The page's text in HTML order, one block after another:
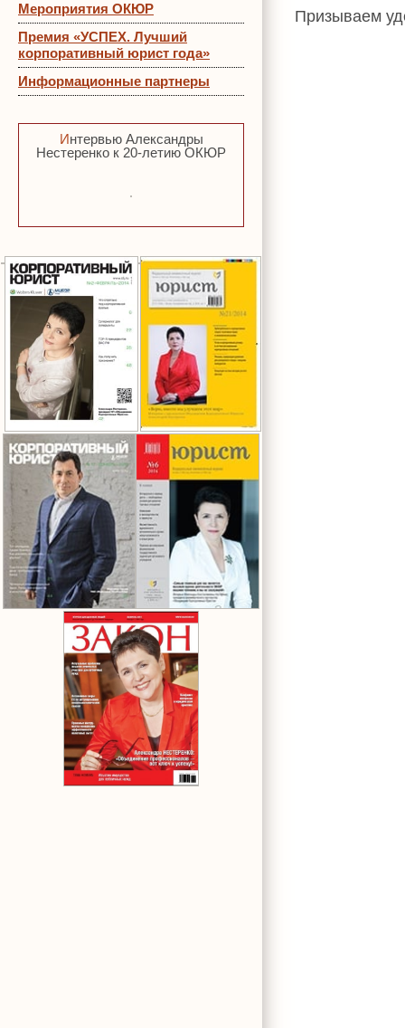
Мероприятия ОКЮР
Премия «УСПЕХ. Лучший
корпоративный юрист года»
Информационные партнеры
Интервью Александры
Нестеренко к 20-летию ОКЮР
Призываем